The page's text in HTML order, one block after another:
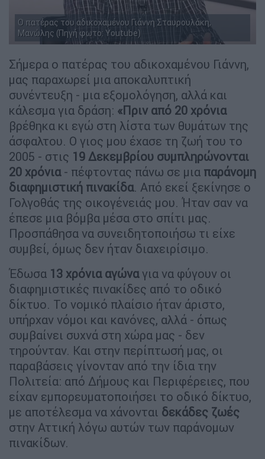
Ο πατέρας του αδικοχαμένου Γιάννη Σταυρουλάκη,
Μανώλης (Πηγή φωτο: Youtube)
Σήμερα ο πατέρας του αδικοχαμένου Γιάννη,
μας παραχωρεί μια αποκαλυπτική
συνέντευξη - μια εξομολόγηση, αλλά και
κάλεσμα για δράση: «Πριν από 20 χρόνια
βρέθηκα κι εγώ στη λίστα των θυμάτων της
άσφαλτου. Ο γιος μου έχασε τη ζωή του το
2005 - στις 19 Δεκεμβρίου συμπληρώνονται
20 χρόνια- πέφτοντας πάνω σε μια παράνομη
διαφημιστική πινακίδα. Από εκεί ξεκίνησε ο
Γολγοθάς της οικογένειάς μου. Ήταν σαν να
έπεσε μια βόμβα μέσα στο σπίτι μας.
Προσπάθησα να συνειδητοποιήσω τι είχε
συμβεί, όμως δεν ήταν διαχειρίσιμο.
Έδωσα 13 χρόνια αγώναγια να φύγουν οι
διαφημιστικές πινακίδες από το οδικό
δίκτυο. Το νομικό πλαίσιο ήταν άριστο,
υπήρχαν νόμοι και κανόνες, αλλά - όπως
συμβαίνει συχνά στη χώρα μας - δεν
τηρούνταν. Και στην περίπτωσή μας, οι
παραβάσεις γίνονταν από την ίδια την
Πολιτεία: από Δήμους και Περιφέρειες, που
είχαν εμπορευματοποιήσει το οδικό δίκτυο,
με αποτέλεσμα να χάνονται δεκάδες ζωές
στην Αττική λόγω αυτών των παράνομων
πινακίδων.